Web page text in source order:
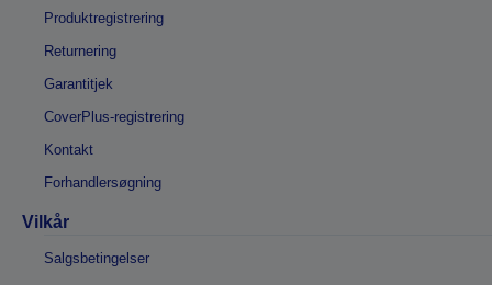
Produktregistrering
Returnering
Garantitjek
CoverPlus-registrering
Kontakt
Forhandlersøgning
Vilkår
Salgsbetingelser